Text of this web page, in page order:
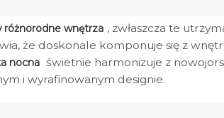
różnorodne wnętrza , zwłaszcza te
że doskonale komponuje się z
nocna świetnie harmonizuje z
i wyrafinowanym designie.